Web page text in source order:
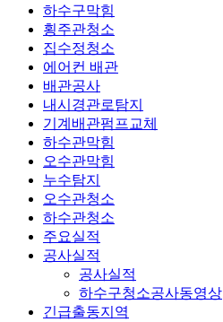
하수구막힘
횡주관청소
집수정청소
에어컨 배관
배관공사
내시경관로탐지
기계배관펌프교체
하수관막힘
오수관막힘
누수탐지
오수관청소
하수관청소
주요실적
공사실적
공사실적
하수구청소공사동영상
긴급출동지역